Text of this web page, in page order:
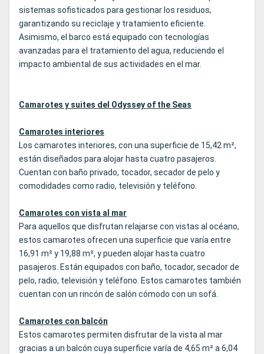
sistemas sofisticados para gestionar los residuos,
garantizando su reciclaje y tratamiento eficiente.
Asimismo, el barco está equipado con tecnologías
avanzadas para el tratamiento del agua, reduciendo el
impacto ambiental de sus actividades en el mar.
Camarotes y suites del Odyssey of the Seas
Camarotes interiores
Los camarotes interiores, con una superficie de 15,42 m²,
están diseñados para alojar hasta cuatro pasajeros.
Cuentan con baño privado, tocador, secador de pelo y
comodidades como radio, televisión y teléfono.
Camarotes con vista al mar
Para aquellos que disfrutan relajarse con vistas al océano,
estos camarotes ofrecen una superficie que varía entre
16,91 m² y 19,88 m², y pueden alojar hasta cuatro
pasajeros. Están equipados con baño, tocador, secador de
pelo, radio, televisión y teléfono. Estos camarotes también
cuentan con un rincón de salón cómodo con un sofá.
Camarotes con balcón
Estos camarotes permiten disfrutar de la vista al mar
gracias a un balcón cuya superficie varía de 4,65 m² a 6,04